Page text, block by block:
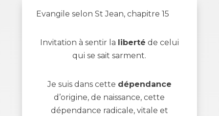
Evangile selon St Jean, chapitre 15
Invitation à sentir la liberté de celui
qui se sait sarment.
Je suis dans cette dépendance
d’origine, de naissance, cette
dépendance radicale, vitale et